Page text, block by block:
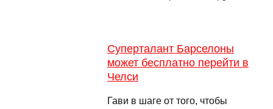
Суперталант Барселоны
может бесплатно перейти в
Челси
Гави в шаге от того, чтобы